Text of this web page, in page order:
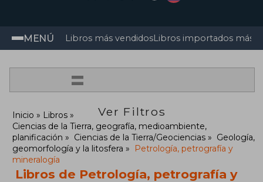
MENÚ Libros más vendidosLibros importados más
=
Ver Filtros
Inicio
Libros
Ciencias de la Tierra, geografía, medioambiente,
planificación
Ciencias de la Tierra/Geociencias
Geología,
geomorfología y la litosfera
Petrología, petrografía y
mineralogía
Libros de Petrología, petrografía y